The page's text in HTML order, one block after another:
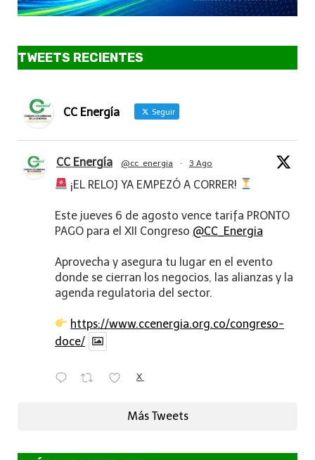
TWEETS RECIENTES
CC Energía Seguir
CC Energía @cc_energia · 3 Ago
¡EL RELOJ YA EMPEZÓ A CORRER!
Este jueves 6 de agosto vence tarifa PRONTO
PAGO para el XII Congreso @CC_Energia
Aprovecha y asegura tu lugar en el evento
donde se cierran los negocios, las alianzas y la
agenda regulatoria del sector.
https://www.ccenergia.org.co/congreso-
doce/
X
Más Tweets